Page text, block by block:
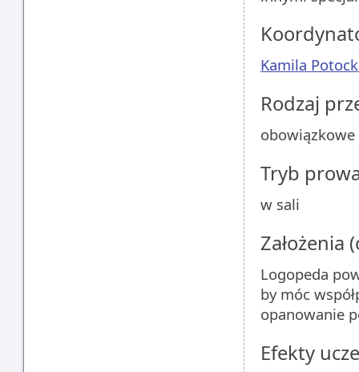
Kamila
Rodzaj
obowiązkowe
Tryb
w sali
Założenia
Logopeda
by móc
opanowanie
Efekty